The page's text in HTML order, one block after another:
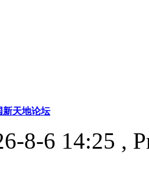
新天地论坛
8-6 14:25 ,